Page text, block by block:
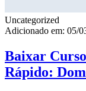
Uncategorized
Adicionado em: 05/
Baixar
Rápido: